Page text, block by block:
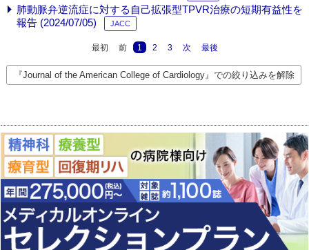
肺動脈弁逆流症に対する自己拡張型TPVR治療の短期有益性を
報告 (2024/07/05)
JACC
最初 前 1 2 3 次 最後
『Journal of the American College of Cardiology』での絞り込みを解除